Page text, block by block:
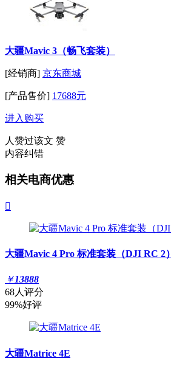
大疆Mavic 3（畅飞套装）
[经销商] 京东商城
[产品售价] 17688元
进入购买
人赞过该文 赞
内容纠错
相关电商优惠

大疆Mavic 4 Pro 标准套装（DJI RC 2）
￥13888
68人评分
99%好评
大疆Matrice 4E